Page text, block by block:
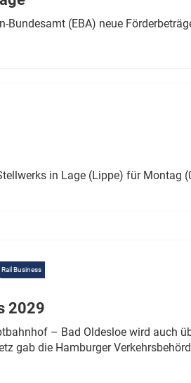
(EBA) neue
in Lage (Lippe) für Montag
Rail Business
2029
– Bad Oldesloe wird auch
gab die Hamburger